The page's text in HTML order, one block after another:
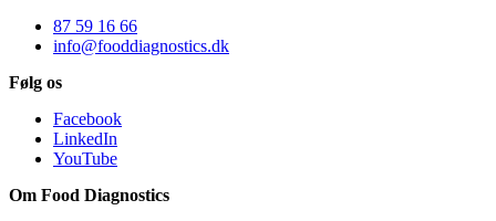
87 59 16 66
info@fooddiagnostics.dk
Følg os
Facebook
LinkedIn
YouTube
Om Food Diagnostics